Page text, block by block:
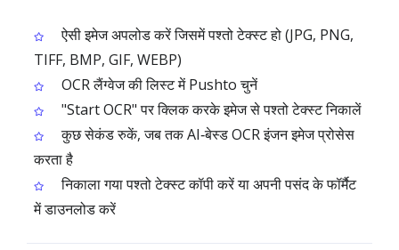
ऐसी इमेज अपलोड करें जिसमें पश्तो टेक्स्ट हो (JPG, PNG,
TIFF, BMP, GIF, WEBP)
OCR लैंग्वेज की लिस्ट में Pushto चुनें
"Start OCR" पर क्लिक करके इमेज से पश्तो टेक्स्ट निकालें
कुछ सेकंड रुकें, जब तक AI‑बेस्ड OCR इंजन इमेज प्रोसेस
करता है
निकाला गया पश्तो टेक्स्ट कॉपी करें या अपनी पसंद के फॉर्मैट
में डाउनलोड करें